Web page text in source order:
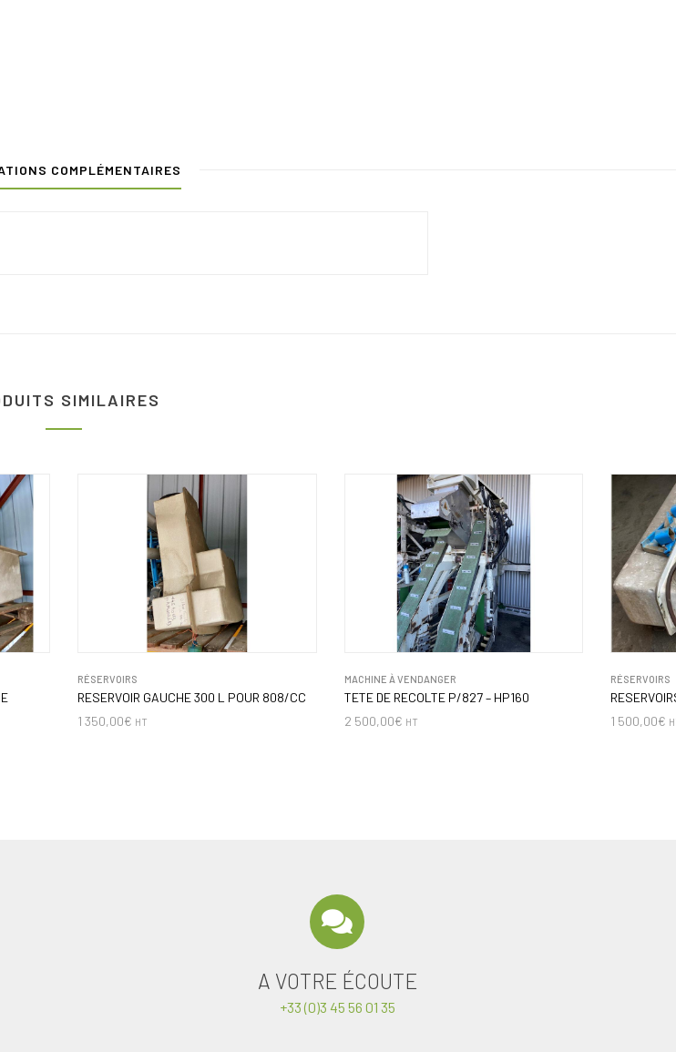
COMPLÉMENTAIRES
SIMILAIRES
RÉSERVOIRS
RESERVOIR GAUCHE 300 L POUR 808/CC
1 350,00€ HT
MACHINE À VENDANGER
TETE DE RECOLTE P/827 – HP160
2 500,00€ HT
RÉSERVOIRS
1 500,00€
A VOTRE ÉCOUTE
+33 (0)3 45 56 01 35